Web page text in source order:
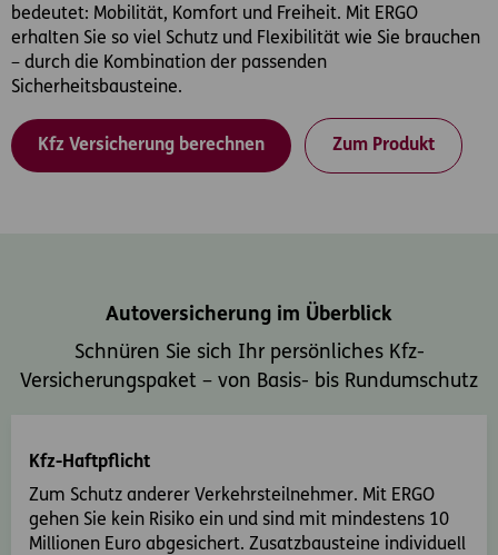
bedeutet: Mobilität, Komfort und Freiheit. Mit ERGO
erhalten Sie so viel Schutz und Flexibilität wie Sie brauchen
– durch die Kombination der passenden
Sicherheitsbausteine.
Kfz Versicherung berechnen Zum Produkt
Autoversicherung im Überblick
Schnüren Sie sich Ihr persönliches Kfz-
Versicherungspaket – von Basis- bis Rundumschutz
Kfz-Haftpflicht
Zum Schutz anderer Verkehrsteilnehmer. Mit ERGO
gehen Sie kein Risiko ein und sind mit mindestens 10
Millionen Euro abgesichert. Zusatzbausteine individuell